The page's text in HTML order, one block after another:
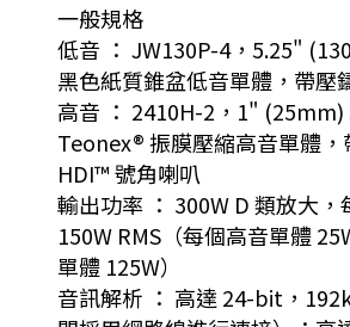
一般規格
低音 ： JW130P-4，5.25"
黑色紙質錐盆低音單體，帶壓
高音 ： 2410H-2，1" (25mm)
Teonex® 振膜壓縮高音單體，
HDI™ 號角喇叭
輸出功率 ： 300W D 類放大，
150W RMS（每個高音單體
單體 125W）
音訊解析 ： 高達 24-bit，